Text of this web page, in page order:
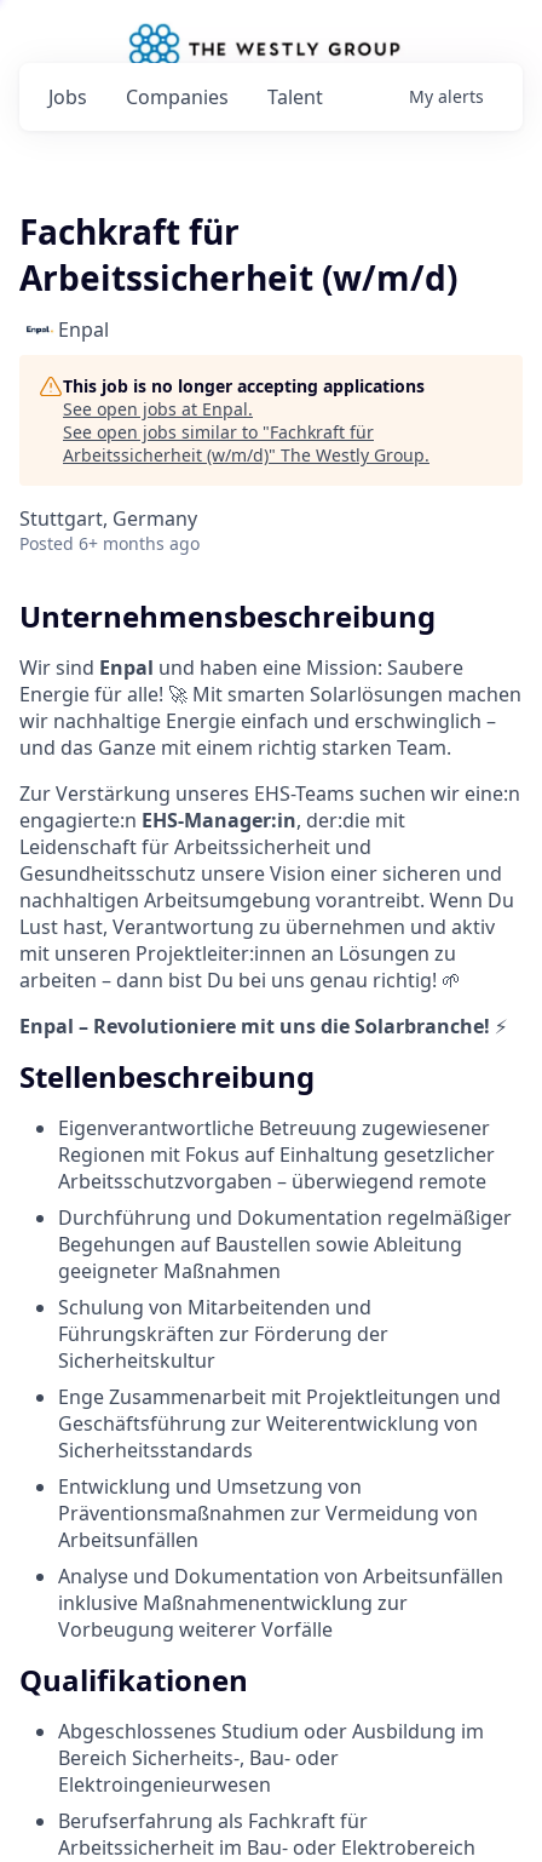
Jobs Companies Talent My alerts
Fachkraft für
Arbeitssicherheit (w/m/d)
Enpal
This job is no longer accepting applications
See open jobs at Enpal.
See open jobs similar to "Fachkraft für
Arbeitssicherheit (w/m/d)" The Westly Group.
Stuttgart, Germany
Posted 6+ months ago
Unternehmensbeschreibung
Wir sind Enpal und haben eine Mission: Saubere
Energie für alle! 🚀 Mit smarten Solarlösungen machen
wir nachhaltige Energie einfach und erschwinglich –
und das Ganze mit einem richtig starken Team.
Zur Verstärkung unseres EHS-Teams suchen wir eine:n
engagierte:n EHS-Manager:in, der:die mit
Leidenschaft für Arbeitssicherheit und
Gesundheitsschutz unsere Vision einer sicheren und
nachhaltigen Arbeitsumgebung vorantreibt. Wenn Du
Lust hast, Verantwortung zu übernehmen und aktiv
mit unseren Projektleiter:innen an Lösungen zu
arbeiten – dann bist Du bei uns genau richtig! 🌱
Enpal – Revolutioniere mit uns die Solarbranche! ⚡️
Stellenbeschreibung
Eigenverantwortliche Betreuung zugewiesener
Regionen mit Fokus auf Einhaltung gesetzlicher
Arbeitsschutzvorgaben – überwiegend remote
Durchführung und Dokumentation regelmäßiger
Begehungen auf Baustellen sowie Ableitung
geeigneter Maßnahmen
Schulung von Mitarbeitenden und
Führungskräften zur Förderung der
Sicherheitskultur
Enge Zusammenarbeit mit Projektleitungen und
Geschäftsführung zur Weiterentwicklung von
Sicherheitsstandards
Entwicklung und Umsetzung von
Präventionsmaßnahmen zur Vermeidung von
Arbeitsunfällen
Analyse und Dokumentation von Arbeitsunfällen
inklusive Maßnahmenentwicklung zur
Vorbeugung weiterer Vorfälle
Qualifikationen
Abgeschlossenes Studium oder Ausbildung im
Bereich Sicherheits-, Bau- oder
Elektroingenieurwesen
Berufserfahrung als Fachkraft für
Arbeitssicherheit im Bau- oder Elektrobereich